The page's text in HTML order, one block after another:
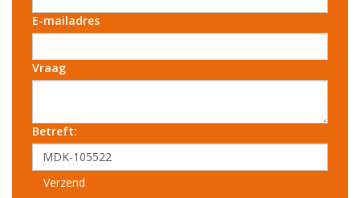
E-mailadres
Vraag
Betreft:
Verzend